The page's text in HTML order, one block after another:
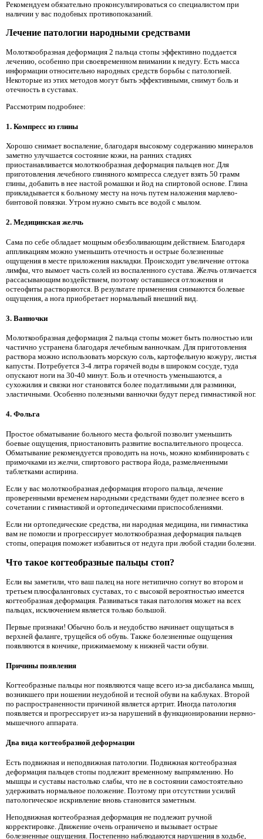
Рекомендуем обязательно проконсультироваться со специалистом при
наличии у вас подобных противопоказаний.
Лечение патологии народными средствами
Молоткообразная деформация 2 пальца стопы эффективно поддается
лечению, особенно при своевременном внимании к недугу. Есть масса
информации относительно народных средств борьбы с патологией.
Некоторые из этих методов могут быть эффективными, снимут боль и
отечность в суставах.
Рассмотрим подробнее:
1. Компресс из глины
Хорошо снимает воспаление, благодаря высокому содержанию минералов
заметно улучшается состояние кожи, на ранних стадиях
приостанавливается молоткообразная деформация пальцев ног. Для
приготовления лечебного глиняного компресса следует взять 50 грамм
глины, добавить в нее настой ромашки и йод на спиртовой основе. Глина
прикладывается к больному месту на ночь путем наложения марлево-
бинтовой повязки. Утром нужно смыть все водой с мылом.
2. Медицинская желчь
Сама по себе обладает мощным обезболивающим действием. Благодаря
аппликациям можно уменьшить отечность и острые болезненные
ощущения в месте приложения накладки. Происходит увеличение оттока
лимфы, что вымоет часть солей из воспаленного сустава. Желчь отличается
рассасывающим воздействием, поэтому оставшиеся отложения и
остеофиты растворяются. В результате применения снимаются болевые
ощущения, а нога приобретает нормальный внешний вид.
3. Ванночки
Молоткообразная деформация 2 пальца стопы может быть полностью или
частично устранена благодаря лечебным ванночкам. Для приготовления
раствора можно использовать морскую соль, картофельную кожуру, листья
капусты. Потребуется 3-4 литра горячей воды в широком сосуде, туда
опускают ноги на 30-40 минут. Боль и отечность уменьшаются, а
сухожилия и связки ног становятся более податливыми для разминки,
эластичными. Особенно полезными ванночки будут перед гимнастикой ног.
4. Фольга
Простое обматывание больного места фольгой позволит уменьшить
боевые ощущения, приостановить развитие воспалительного процесса.
Обматывание рекомендуется проводить на ночь, можно комбинировать с
примочками из желчи, спиртового раствора йода, размельченными
таблетками аспирина.
Если у вас молоткообразная деформация второго пальца, лечение
проверенными временем народными средствами будет полезнее всего в
сочетании с гимнастикой и ортопедическими приспособлениями.
Если ни ортопедические средства, ни народная медицина, ни гимнастика
вам не помогли и прогрессирует молоткообразная деформация пальцев
стопы, операция поможет избавиться от недуга при любой стадии болезни.
Что такое когтеобразные пальцы стоп?
Если вы заметили, что ваш палец на ноге нетипично согнут во втором и
третьем плюсфаланговых суставах, то с высокой вероятностью имеется
когтеобразная деформация. Развиваться такая патология может на всех
пальцах, исключением является только большой.
Первые признаки! Обычно боль и неудобство начинает ощущаться в
верхней фаланге, трущейся об обувь. Также болезненные ощущения
появляются в кончике, прижимаемому к нижней части обуви.
Причины появления
Когтеобразные пальцы ног появляются чаще всего из-за дисбаланса мышц,
возникшего при ношении неудобной и тесной обуви на каблуках. Второй
по распространенности причиной является артрит. Иногда патология
появляется и прогрессирует из-за нарушений в функционировании нервно-
мышечного аппарата.
Два вида когтеобразной деформации
Есть подвижная и неподвижная патологии. Подвижная когтеобразная
деформация пальцев стопы подлежит временному выпрямлению. Но
мышцы и суставы настолько слабы, что не в состоянии самостоятельно
удерживать нормальное положение. Поэтому при отсутствии усилий
патологическое искривление вновь становится заметным.
Неподвижная когтеобразная деформация не подлежит ручной
корректировке. Движение очень ограничено и вызывает острые
болезненные ощущения. Постепенно наблюдаются нарушения в ходьбе,